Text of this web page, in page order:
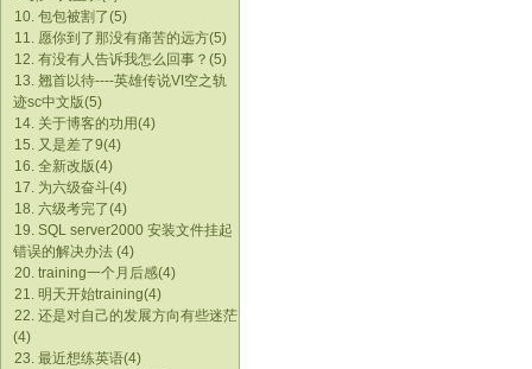
10. 包包被割了(5)
11. 愿你到了那没有痛苦的远方(5)
12. 有没有人告诉我怎么回事？(5)
13. 翘首以待----英雄传说VI空之轨
迹sc中文版(5)
14. 关于博客的功用(4)
15. 又是差了9(4)
16. 全新改版(4)
17. 为六级奋斗(4)
18. 六级考完了(4)
19. SQL server2000 安装文件挂起
错误的解决办法 (4)
20. training一个月后感(4)
21. 明天开始training(4)
22. 还是对自己的发展方向有些迷茫
(4)
23. 最近想练英语(4)